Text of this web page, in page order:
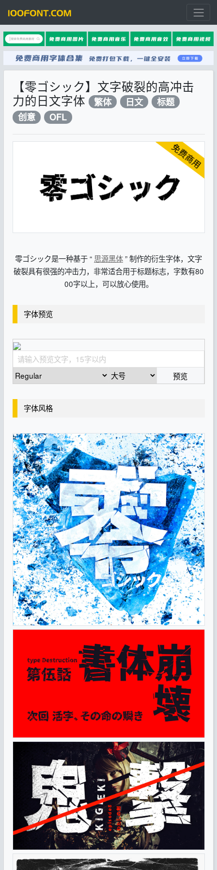
【零ゴシック】文字破裂的高冲击
力的日文字体
繁体 日文
标题
创意
OFL
零ゴシック是一种基于 “ 思源黑体” 制作的衍生字体，文字
破裂具有很强的冲击力，非常适合用于标题标志，字数有80
00字以上，可以放心使用。
字体预览
预览
字体风格